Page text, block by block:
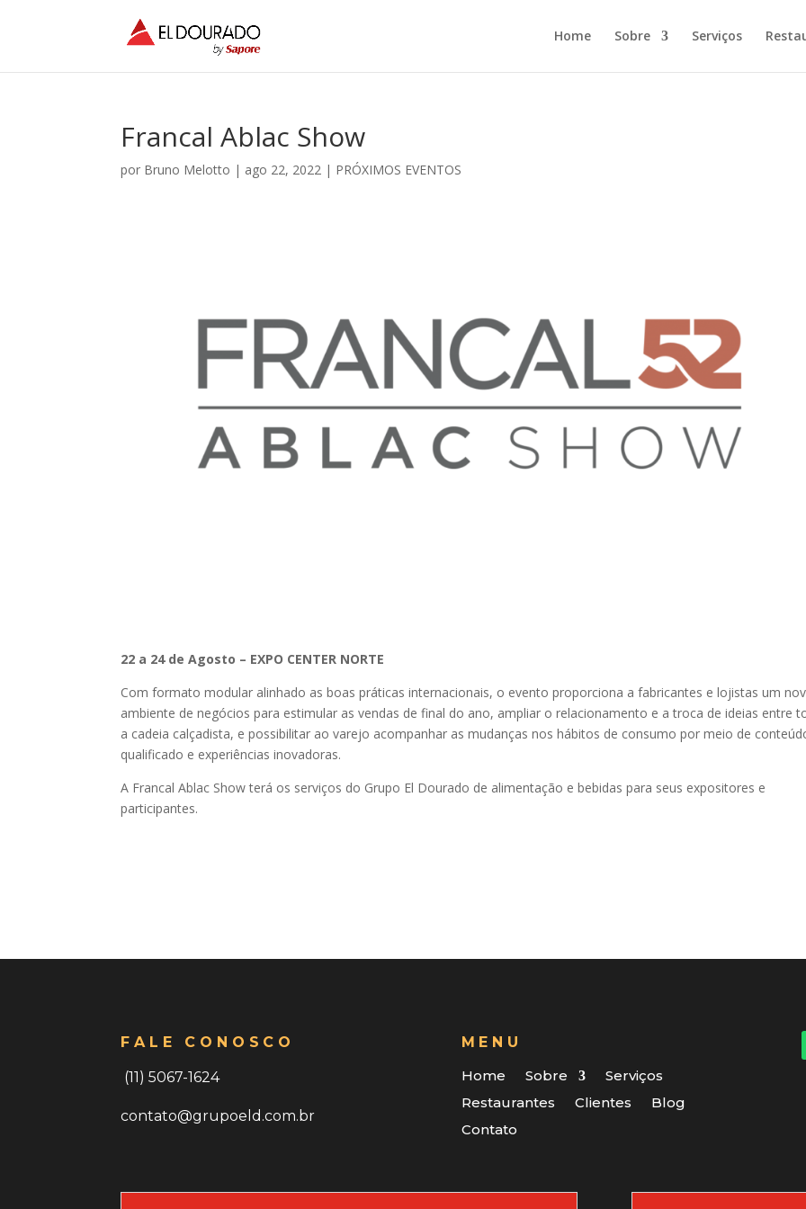
Home Sobre Serviços
Francal Ablac Show
por Bruno Melotto | ago 22, 2022 | PRÓXIMOS EVENTOS
22 a 24 de Agosto – EXPO CENTER NORTE
Com formato modular alinhado as boas práticas internacionais, o evento proporciona a fabricantes e lojistas um
ambiente de negócios para estimular as vendas de final do ano, ampliar o relacionamento e a troca de ideias entre
a cadeia calçadista, e possibilitar ao varejo acompanhar as mudanças nos hábitos de consumo por meio de
qualificado e experiências inovadoras.
A Francal Ablac Show terá os serviços do Grupo El Dourado de alimentação e bebidas para seus expositores e
participantes.
FALE CONOSCO
(11) 5067-1624
contato@grupoeld.com.br
MENU
Home
Sobre
Serviços
Restaurantes
Clientes
Blog
Contato